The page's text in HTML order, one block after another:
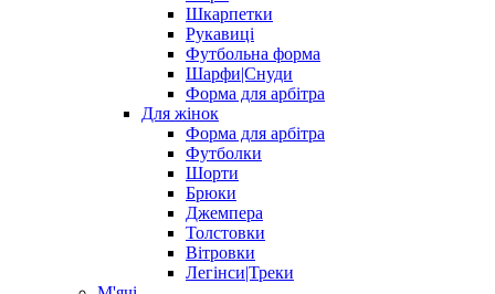
Шкарпетки
Рукавиці
Футбольна форма
Шарфи|Снуди
Форма для арбітра
Для жінок
Форма для арбітра
Футболки
Шорти
Брюки
Джемпера
Толстовки
Вітровки
Легінси|Треки